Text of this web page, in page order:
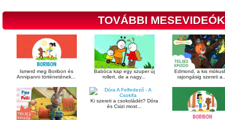
TOVÁBBI
Ismerd meg Boribon és
Annipanni történetének...
Babóca kap egy szuper új
rollert, de a nagy...
Edmond, a kis
rajongásig szereti
Ki szereti a csokoládét? Dóra
és Csizi most...